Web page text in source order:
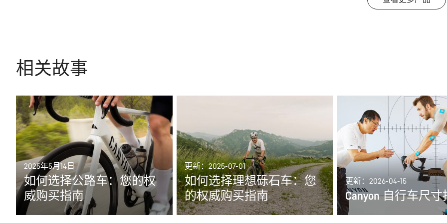
相关故事
2025年5月14日
如何选择公路车：您的权
威购买指南
更新：2025-07-01
如何选择理想砾石车：您
的权威购买指南
更新：2026-04-15
Canyon 自行车尺寸